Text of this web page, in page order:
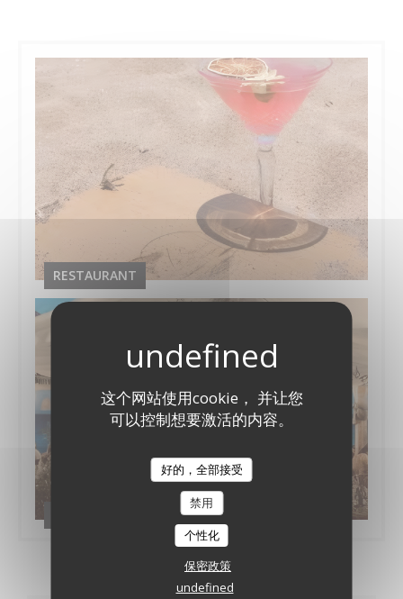
这个网站使用cookie， 并让您
可以控制想要激活的内容。
好的，全部接受
禁用
个性化
保密政策
undefined
RESTAURANT